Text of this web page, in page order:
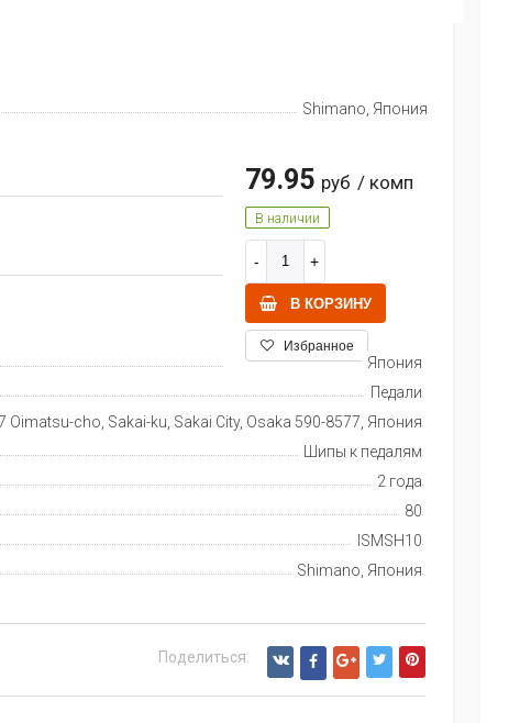
Shimano, Япония
79.95 руб / комп
В наличии
В КОРЗИНУ
Избранное
Япония
Педали
Oimatsu-cho, Sakai-ku, Sakai City, Osaka 590-8577, Япония
Шипы к педалям
2 года
80
ISMSH10
Shimano, Япония
Поделиться: